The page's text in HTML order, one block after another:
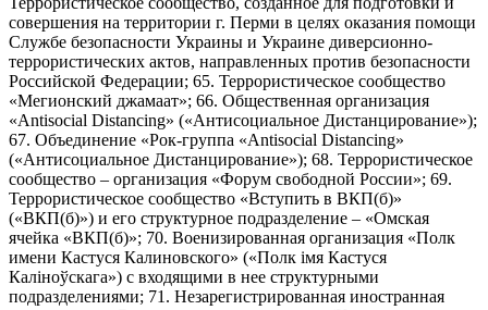
совершения на территории г. Перми в целях оказания помощи
Службе безопасности Украины и Украине диверсионно-
террористических актов, направленных против безопасности
Российской Федерации; 65. Террористическое сообщество
«Мегионский джамаат»; 66. Общественная организация
«Antisocial Distancing» («Антисоциальное Дистанцирование»);
67. Объединение «Рок-группа «Antisocial Distancing»
(«Антисоциальное Дистанцирование»); 68. Террористическое
сообщество – организация «Форум свободной России»; 69.
Террористическое сообщество «Вступить в ВКП(б)»
(«ВКП(б)») и его структурное подразделение – «Омская
ячейка «ВКП(б)»; 70. Военизированная организация «Полк
имени Кастуся Калиновского» («Полк iмя Кастуся
Калiноўскага») с входящими в нее структурными
подразделениями; 71. Незарегистрированная иностранная